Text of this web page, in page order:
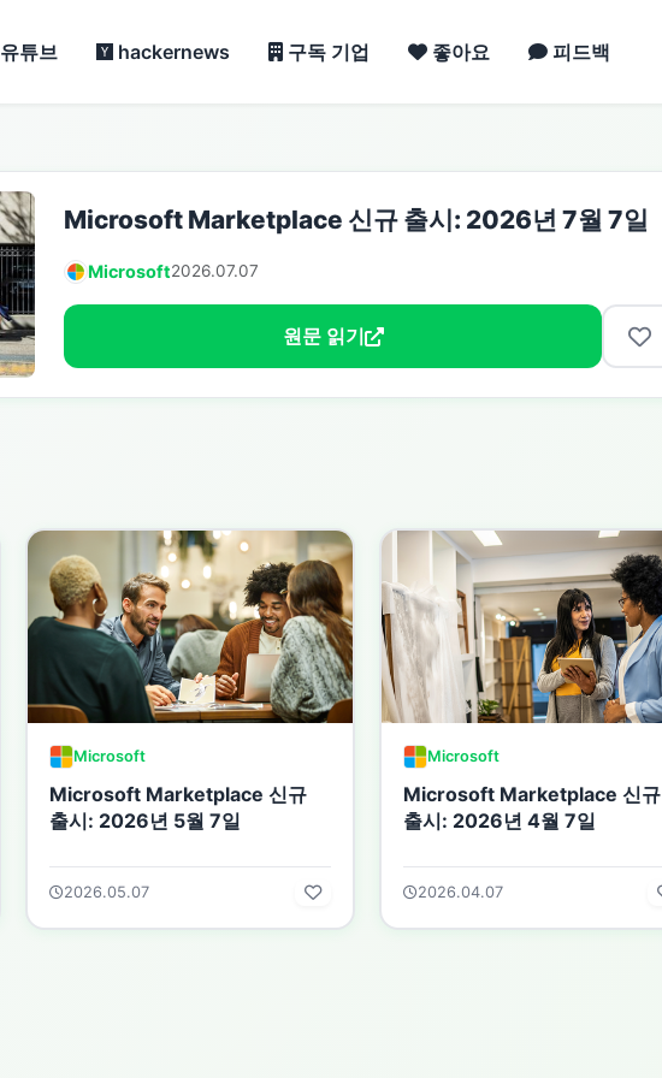
유튜브 hackernews 구독 기업 좋아요 피드백
Microsoft Marketplace 신규 출시: 2026년 7월 7일
Microsoft2026.07.07
원문 읽기
Microsoft
Microsoft Marketplace 신규
출시: 2026년 5월 7일
2026.05.07
Microsoft
Microsoft Marketplace 신규
출시: 2026년 4월 7일
2026.04.07